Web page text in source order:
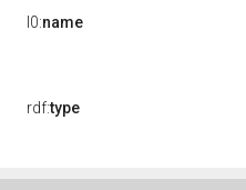
l0:name
rdf:type